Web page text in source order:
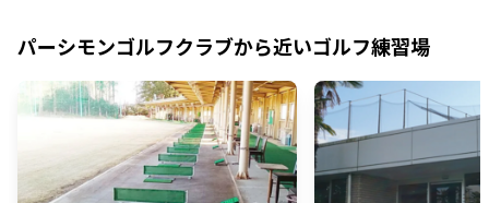
パーシモンゴルフクラブから近いゴルフ練習場